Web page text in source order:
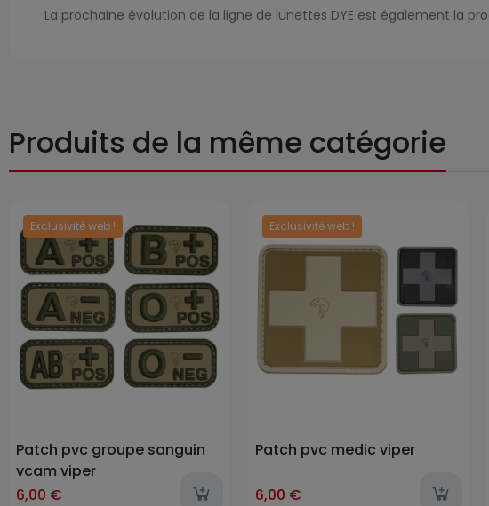
La prochaine évolution de la ligne de lunettes DYE est également la
Produits de la même catégorie
Exclusivité web !
Prix
Patch pvc groupe sanguin
vcam viper
6,00 €
Exclusivité web !
Prix
Patch pvc medic viper
6,00 €